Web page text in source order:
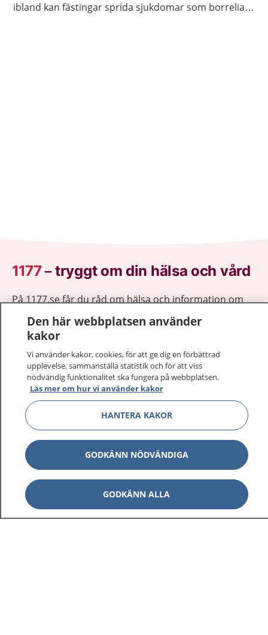
ibland kan fästingar sprida sjukdomar som borrelia
1177–tryggt om din hälsa och vård
På 1177.se får du råd om hälsa och information om
sjukdomar och vilka mottagningar du kan kontakta.
Logga in för att läsa din journal och göra dina
vårdärenden. Ring telefonnummer 1177 för
sjukvårdsrådgivning dygnet runt.
1177 ger dig råd när du vill må bättre.
1177 på flera språk Visa
Om 1177 Visa
Kontakt Visa
Den här webbplatsen använder
kakor
Vi använder kakor, cookies, för att ge dig en förbättrad
upplevelse, sammanställa statistik och för att viss
nödvändig funktionalitet ska fungera på webbplatsen.
Läs mer om hur vi använder kakor
HANTERA KAKOR
GODKÄNN NÖDVÄNDIGA
GODKÄNN ALLA